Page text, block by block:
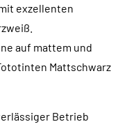
exzellenten
auf mattem und
Mattschwarz
Betrieb